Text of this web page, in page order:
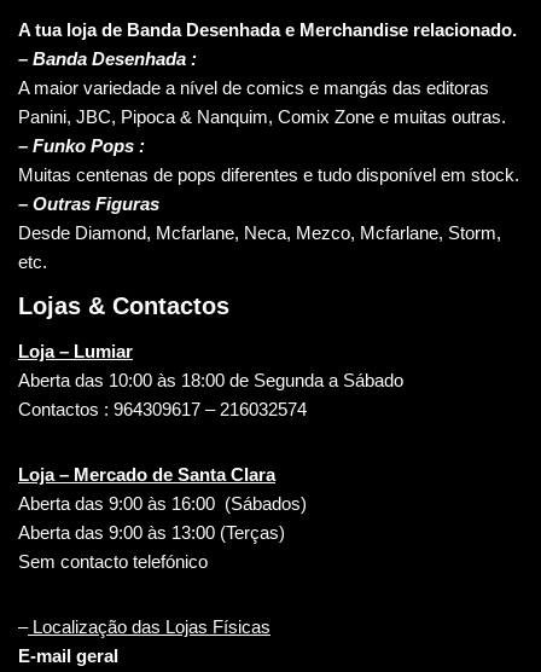
A tua loja de Banda Desenhada e Merchandise relacionado.
– Banda Desenhada :
A maior variedade a nível de comics e mangás das editoras
Panini, JBC, Pipoca & Nanquim, Comix Zone e muitas outras.
– Funko Pops :
Muitas centenas de pops diferentes e tudo disponível em stock.
– Outras Figuras
Desde Diamond, Mcfarlane, Neca, Mezco, Mcfarlane, Storm,
etc.
Lojas & Contactos
Loja – Lumiar
Aberta das 10:00 às 18:00 de Segunda a Sábado
Contactos : 964309617 – 216032574
Loja – Mercado de Santa Clara
Aberta das 9:00 às 16:00 (Sábados)
Aberta das 9:00 às 13:00 (Terças)
Sem contacto telefónico
–Localização das Lojas Físicas
E-mail geral